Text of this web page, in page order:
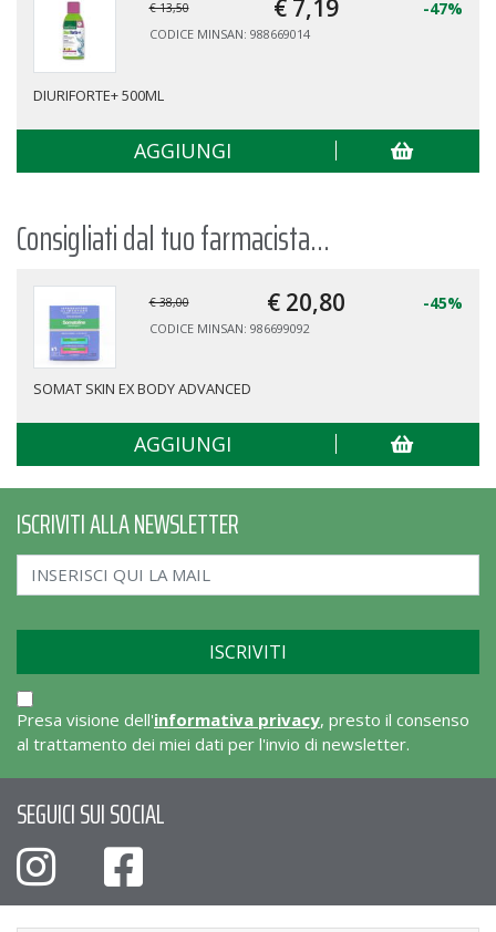
€ 13,50 € 7,19 -47%
CODICE MINSAN: 988669014
DIURIFORTE+ 500ML
AGGIUNGI
Consigliati dal tuo farmacista...
€ 38,00 € 20,80 -45%
CODICE MINSAN: 986699092
SOMAT SKIN EX BODY ADVANCED
AGGIUNGI
ISCRIVITI ALLA NEWSLETTER
Presa visione dell'informativa privacy, presto il consenso
al trattamento dei miei dati per l'invio di newsletter.
SEGUICI SUI SOCIAL